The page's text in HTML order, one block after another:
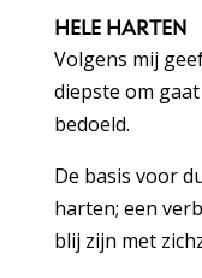
HELE HARTEN
Volgens mij
diepste om
bedoeld.
De basis voor
harten; een
blij zijn met